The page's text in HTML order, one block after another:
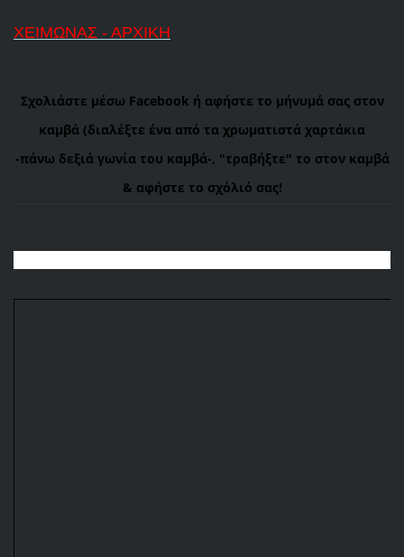
ΧΕΙΜΩΝΑΣ - ΑΡΧΙΚΗ
Σχολιάστε μέσω Facebook ή αφήστε το μήνυμά σας στον
καμβά (διαλέξτε ένα από τα χρωματιστά χαρτάκια
-πάνω δεξιά γωνία του καμβά-, "τραβήξτε" το στον καμβά
& αφήστε το σχόλιό σας!